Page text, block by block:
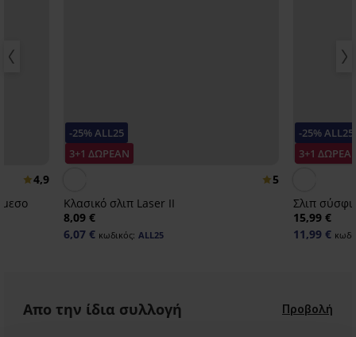
4,9
-25% ALL25
3+1 ΔΩΡΕΑΝ
5
Κλασικό σλιπ Laser II
8,09 €
6,07 € κωδικός: ALL25
-25% ALL25
3+1
15,99 €
11,99 €
Απο την ίδια συλλογή Προβολή